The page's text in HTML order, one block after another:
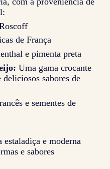
de França
e pimenta preta
Uma gama crocante
sabores de
e sementes de
estaladiça e moderna
e sabores